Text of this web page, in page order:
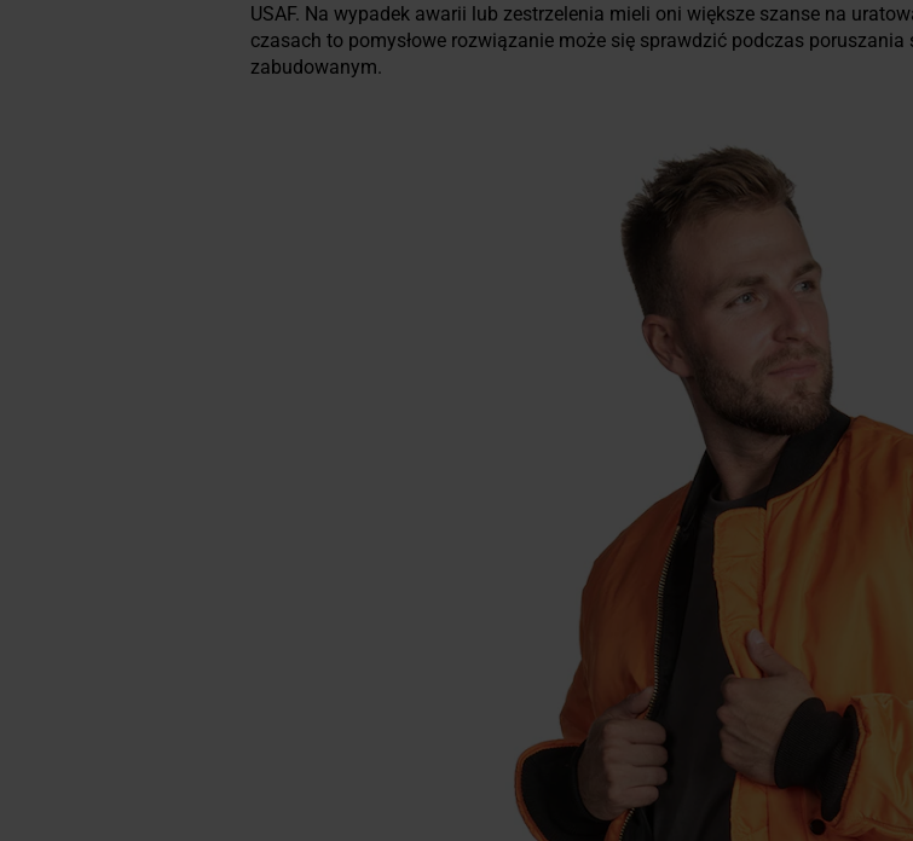
USAF. Na wypadek awarii lub zestrzelenia mieli oni większe szanse na
czasach to pomysłowe rozwiązanie może się sprawdzić podczas
zabudowanym.